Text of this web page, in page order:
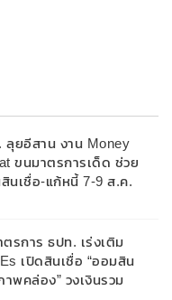
ยอีสาน งาน Money
ขนมาตรการเด็ด ช่วย
นเชื่อ-แก้หนี้ 7-9 ส.ค.
รการ ธปท. เร่งเติม
เปิดสินเชื่อ “ออมสิน
พคล่อง” วงเงินรวม